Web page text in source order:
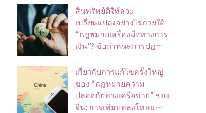
สินทรัพย์ดิจิทัลจะ
เปลี่ยนแปลงอย่างไรภายใต้
“กฎหมายเครื่องมือทางการ
เงิน”? ข้อกำหนดการปฏ…
เกี่ยวกับการแก้ไขครั้งใหญ่
ของ “กฎหมายความ
ปลอดภัยทางเครือข่าย” ของ
จีน: การเพิ่มบทลงโทษแ…